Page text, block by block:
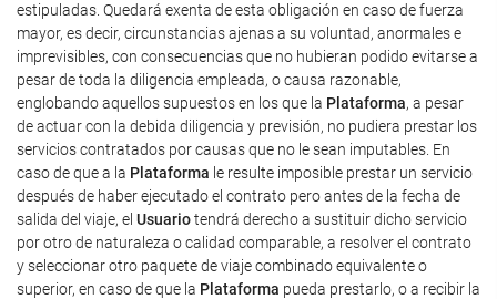
estipuladas. Quedará exenta de esta obligación en caso de fuerza
mayor, es decir, circunstancias ajenas a su voluntad, anormales e
imprevisibles, con consecuencias que no hubieran podido evitarse a
pesar de toda la diligencia empleada, o causa razonable,
englobando aquellos supuestos en los que la Plataforma, a pesar
de actuar con la debida diligencia y previsión, no pudiera prestar los
servicios contratados por causas que no le sean imputables. En
caso de que a la Plataforma le resulte imposible prestar un servicio
después de haber ejecutado el contrato pero antes de la fecha de
salida del viaje, el Usuariotendrá derecho a sustituir dicho servicio
por otro de naturaleza o calidad comparable, a resolver el contrato
y seleccionar otro paquete de viaje combinado equivalente o
superior, en caso de que la Plataforma pueda prestarlo, o a recibir la